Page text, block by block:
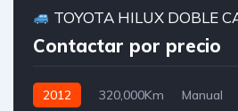
TOYOTA HILUX DOBLE
Contactar por precio
2012 320,000Km Manual